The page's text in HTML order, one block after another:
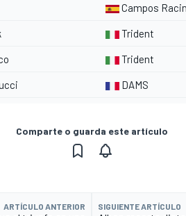
Campos
Trident
Trident
DAMS
Comparte o guarda este artículo
ARTÍCULO ANTERIOR SIGUIENTE ARTÍCULO